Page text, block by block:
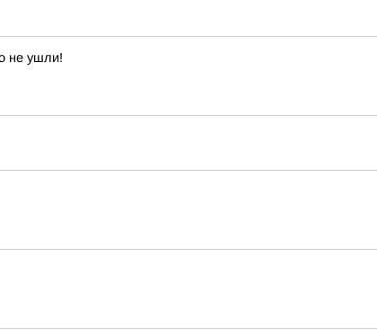
не ушли!